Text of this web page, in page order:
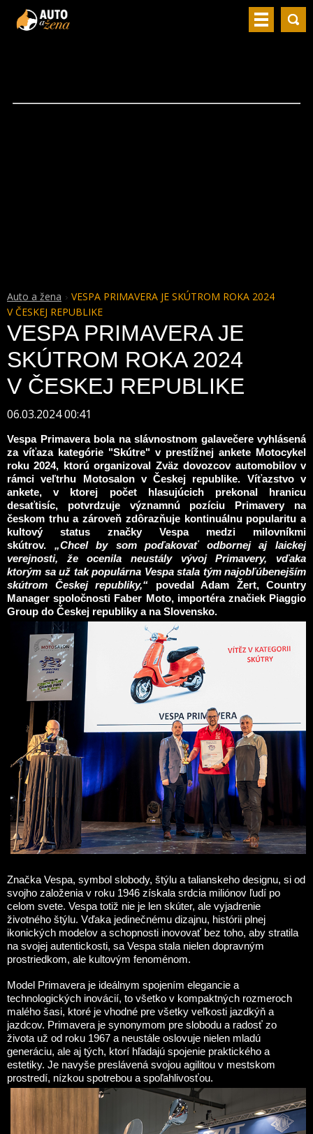
Auto a žena
VESPA PRIMAVERA JE SKÚTROM ROKA 2024
V ČESKEJ REPUBLIKE
VESPA PRIMAVERA JE
SKÚTROM ROKA 2024
V ČESKEJ REPUBLIKE
06.03.2024 00:41
Vespa Primavera bola na slávnostnom galavečere vyhlásená
za víťaza kategórie "Skútre" v prestížnej ankete Motocykel
roku 2024, ktorú organizoval Zväz dovozcov automobilov v
rámci veľtrhu Motosalon v Českej republike. Víťazstvo v
ankete, v ktorej počet hlasujúcich prekonal hranicu
desaťtisíc, potvrdzuje významnú pozíciu Primavery na
českom trhu a zároveň zdôrazňuje kontinuálnu popularitu a
kultový status značky Vespa medzi milovníkmi
skútrov. „Chcel by som poďakovať odbornej aj laickej
verejnosti, že ocenila neustály vývoj Primavery, vďaka
ktorým sa už tak populárna Vespa stala tým najobľúbenejším
skútrom Českej republiky,“ povedal Adam Žert, Country
Manager spoločnosti Faber Moto, importéra značiek Piaggio
Group do Českej republiky a na Slovensko.
Značka Vespa, symbol slobody, štýlu a talianskeho designu, si od
svojho založenia v roku 1946 získala srdcia miliónov ľudí po
celom svete. Vespa totiž nie je len skúter, ale vyjadrenie
životného štýlu. Vďaka jedinečnému dizajnu, histórii plnej
ikonických modelov a schopnosti inovovať bez toho, aby stratila
na svojej autentickosti, sa Vespa stala nielen dopravným
prostriedkom, ale kultovým fenoménom.
Model Primavera je ideálnym spojením elegancie a
technologických inovácií, to všetko v kompaktných rozmeroch
malého šasi, ktoré je vhodné pre všetky veľkosti jazdkýň a
jazdcov. Primavera je synonymom pre slobodu a radosť zo
života už od roku 1967 a neustále oslovuje nielen mladú
generáciu, ale aj tých, ktorí hľadajú spojenie praktického a
estetiky. Je navyše preslávená svojou agilitou v mestskom
prostredí, nízkou spotrebou a spoľahlivosťou.